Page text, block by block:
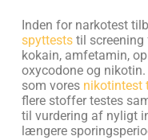
Inden for narkotest
spytteststil screening
kokain, amfetamin,
oxycodone og
som vores nikotintest
flere stoffer testes
til vurdering af nyligt
længere